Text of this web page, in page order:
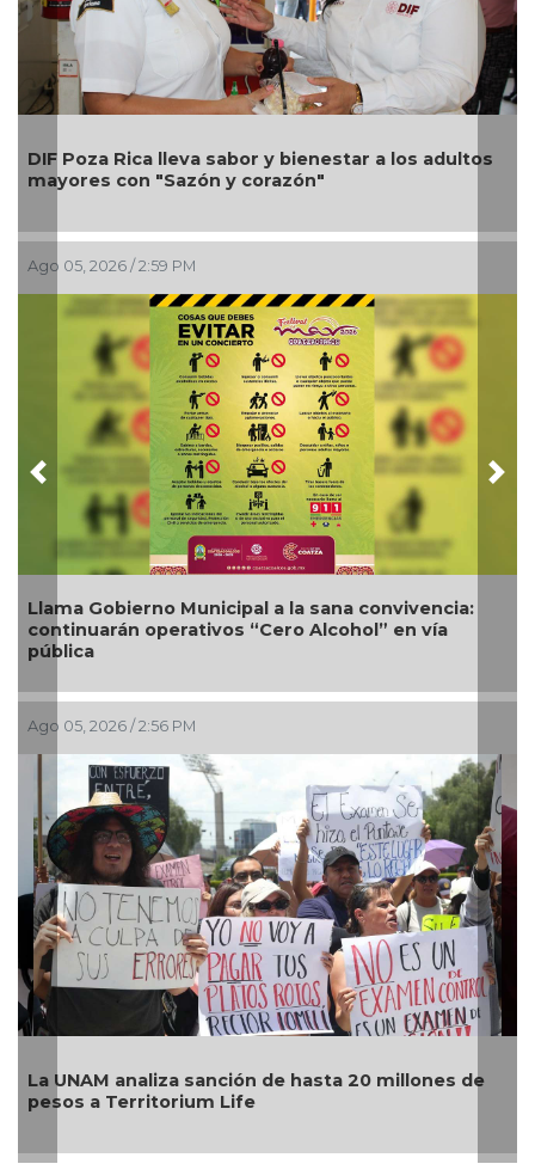
Una silla de ruedas, un nuevo apoyo para Flor
Alondra: Pedro Miguel y Sonia Marie responden a
petición de familia
Ago 05, 2026 / 12:13 PM
Nueva oferta educativa impulsará la
competitividad turística de Veracruz
Ago 04, 2026 / 7:13 PM
León, Oaxaca, Tijuana y Ciudad de México, sedes
del examen de control de la UNAM, del 12 al 19 de
agosto
Previous